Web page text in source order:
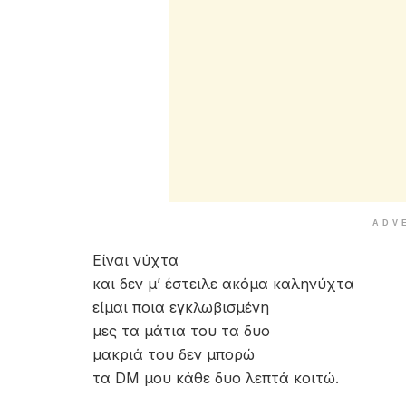
Είναι νύχτα
και δεν μ’ έστειλε ακόμα καληνύχτα
είμαι ποια εγκλωβισμένη
μες τα μάτια του τα δυο
μακριά του δεν μπορώ
τα DM μου κάθε δυο λεπτά κοιτώ.